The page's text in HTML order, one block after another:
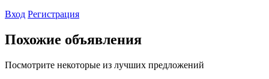
Вход Регистрация
Похожие объявления
Посмотрите некоторые из лучших предложений